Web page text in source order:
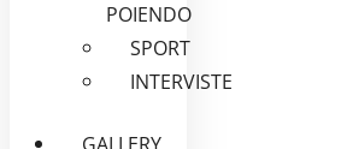
POIENDO
SPORT
INTERVISTE